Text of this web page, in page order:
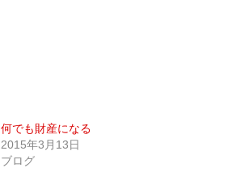
何でも財産になる
2015年3月13日
ブログ